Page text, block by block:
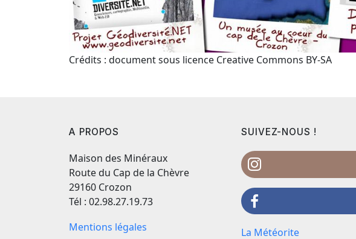
Crédits : document sous licence Creative Commons BY-SA
A PROPOS
Maison des Minéraux
Route du Cap de la Chèvre
29160 Crozon
Tél : 02.98.27.19.73
Mentions légales
SUIVEZ-NOUS !
La Météorite